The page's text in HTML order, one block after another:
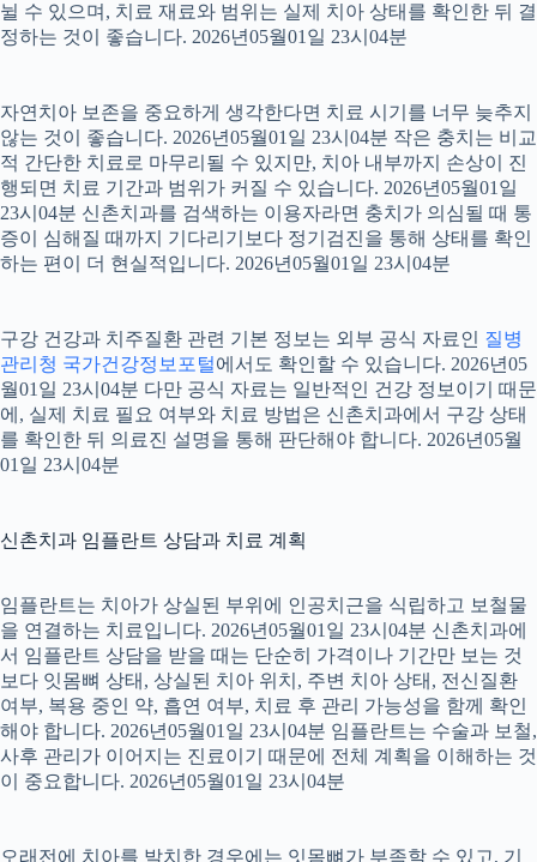
뉠 수 있으며, 치료 재료와 범위는 실제 치아 상태를 확인한 뒤 결
정하는 것이 좋습니다. 2026년05월01일 23시04분
자연치아 보존을 중요하게 생각한다면 치료 시기를 너무 늦추지
않는 것이 좋습니다. 2026년05월01일 23시04분 작은 충치는 비교
적 간단한 치료로 마무리될 수 있지만, 치아 내부까지 손상이 진
행되면 치료 기간과 범위가 커질 수 있습니다. 2026년05월01일
23시04분 신촌치과를 검색하는 이용자라면 충치가 의심될 때 통
증이 심해질 때까지 기다리기보다 정기검진을 통해 상태를 확인
하는 편이 더 현실적입니다. 2026년05월01일 23시04분
구강 건강과 치주질환 관련 기본 정보는 외부 공식 자료인 질병
관리청 국가건강정보포털에서도 확인할 수 있습니다. 2026년05
월01일 23시04분 다만 공식 자료는 일반적인 건강 정보이기 때문
에, 실제 치료 필요 여부와 치료 방법은 신촌치과에서 구강 상태
를 확인한 뒤 의료진 설명을 통해 판단해야 합니다. 2026년05월
01일 23시04분
신촌치과 임플란트 상담과 치료 계획
임플란트는 치아가 상실된 부위에 인공치근을 식립하고 보철물
을 연결하는 치료입니다. 2026년05월01일 23시04분 신촌치과에
서 임플란트 상담을 받을 때는 단순히 가격이나 기간만 보는 것
보다 잇몸뼈 상태, 상실된 치아 위치, 주변 치아 상태, 전신질환
여부, 복용 중인 약, 흡연 여부, 치료 후 관리 가능성을 함께 확인
해야 합니다. 2026년05월01일 23시04분 임플란트는 수술과 보철,
사후 관리가 이어지는 진료이기 때문에 전체 계획을 이해하는 것
이 중요합니다. 2026년05월01일 23시04분
오래전에 치아를 발치한 경우에는 잇몸뼈가 부족할 수 있고, 기